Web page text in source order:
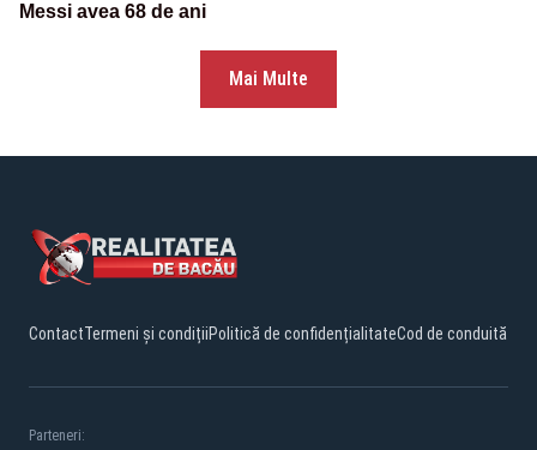
Messi avea 68 de ani
Mai Multe
ContactTermeni și condițiiPolitică de confidențialitateCod de conduită
Parteneri: